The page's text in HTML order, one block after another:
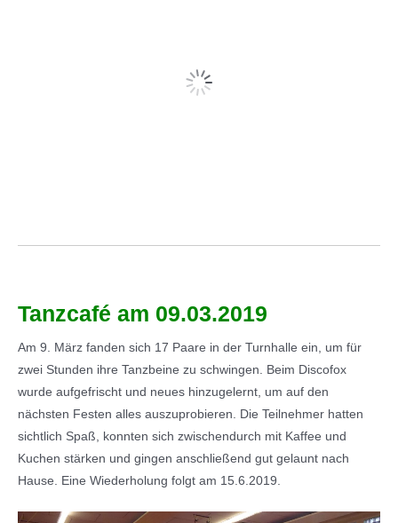
Tanzcafé am 09.03.2019
Am 9. März fanden sich 17 Paare in der Turnhalle ein, um für
zwei Stunden ihre Tanzbeine zu schwingen. Beim Discofox
wurde aufgefrischt und neues hinzugelernt, um auf den
nächsten Festen alles auszuprobieren. Die Teilnehmer hatten
sichtlich Spaß, konnten sich zwischendurch mit Kaffee und
Kuchen stärken und gingen anschließend gut gelaunt nach
Hause. Eine Wiederholung folgt am 15.6.2019.